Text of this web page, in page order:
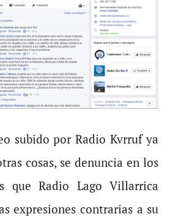
subido por Radio Kvrruf ya
cosas, se denuncia en los
que Radio Lago Villarrica
expresiones contrarias a su